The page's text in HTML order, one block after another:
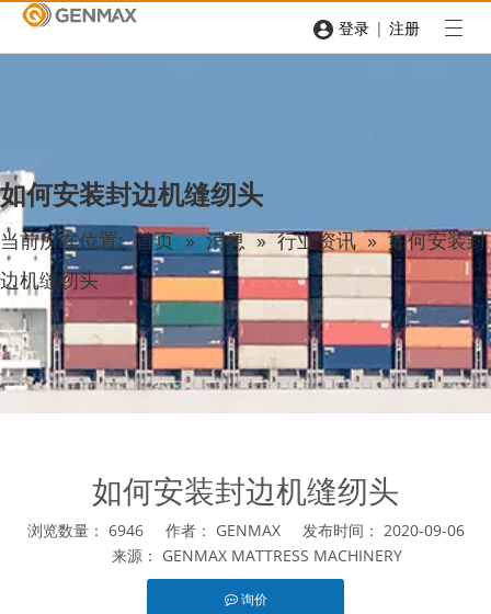
登录 | 注册
如何安装封边机缝纫头
当前所在位置: 首页 » 消息 » 行业资讯 » 如何安装封
边机缝纫头
如何安装封边机缝纫头
浏览数量： 6946作者： GENMAX 发布时间： 2020-09-06
来源： GENMAX MATTRESS MACHINERY
询价